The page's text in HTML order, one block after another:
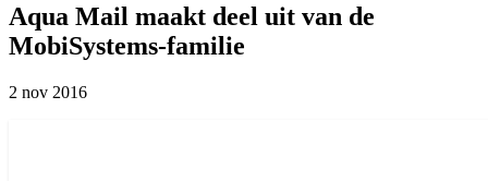
Aqua Mail maakt deel uit van de
MobiSystems-familie
2 nov 2016